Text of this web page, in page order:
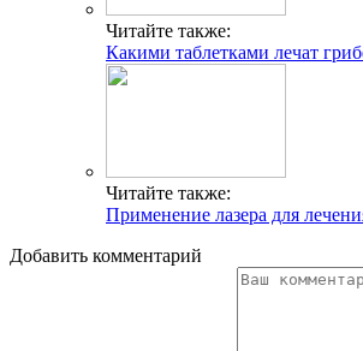
Читайте также:
Какими таблетками лечат
Читайте также:
Применение лазера для
Добавить комментарий